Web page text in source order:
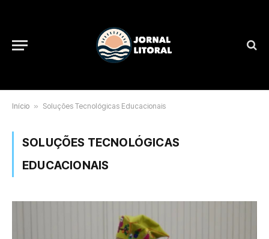
Início » Soluções Tecnológicas Educacionais
SOLUÇÕES TECNOLÓGICAS
EDUCACIONAIS